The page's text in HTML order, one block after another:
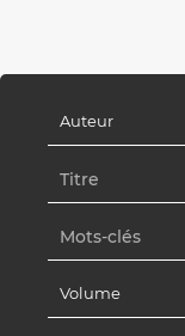
Auteur
Volume